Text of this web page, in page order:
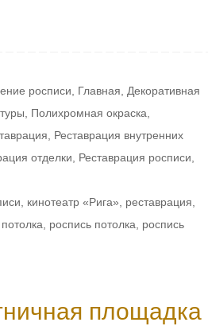
росписи Главная
Декоративная
Полихромная окраска
Реставрация внутренних
отделки Реставрация росписи
кинотеатр «Рига» реставрация
роспись потолка
роспись
площадка